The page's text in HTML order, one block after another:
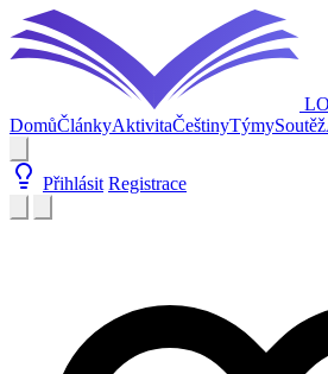
DomůČlánkyAktivitaČeštinyTýmySoutěž
Přihlásit Registrace